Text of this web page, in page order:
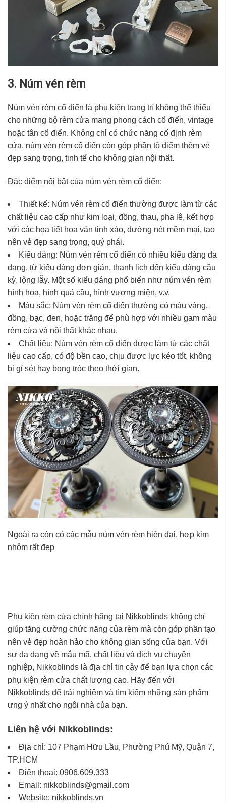
3. Núm vén rèm
Núm vén rèm cổ điển là phụ kiện trang trí không thể thiếu
cho những bộ rèm cửa mang phong cách cổ điển, vintage
hoặc tân cổ điển. Không chỉ có chức năng cố định rèm
cửa, núm vén rèm cổ điển còn góp phần tô điểm thêm vẻ
đẹp sang trọng, tinh tế cho không gian nội thất.
Đặc điểm nổi bật của núm vén rèm cổ điển:
Thiết kế: Núm vén rèm cổ điển thường được làm từ các
chất liệu cao cấp như kim loại, đồng, thau, pha lê, kết hợp
với các họa tiết hoa văn tinh xảo, đường nét mềm mại, tạo
nên vẻ đẹp sang trọng, quý phái.
Kiểu dáng: Núm vén rèm cổ điển có nhiều kiểu dáng đa
dạng, từ kiểu dáng đơn giản, thanh lịch đến kiểu dáng cầu
kỳ, lộng lẫy. Một số kiểu dáng phổ biến như núm vén rèm
hình hoa, hình quả cầu, hình vương miện, v.v.
Màu sắc: Núm vén rèm cổ điển thường có màu vàng,
đồng, bạc, đen, hoặc trắng để phù hợp với nhiều gam màu
rèm cửa và nội thất khác nhau.
Chất liệu: Núm vén rèm cổ điển được làm từ các chất
liệu cao cấp, có độ bền cao, chịu được lực kéo tốt, không
bị gỉ sét hay bong tróc theo thời gian.
Ngoài ra còn có các mẫu núm vén rèm hiện đại, hợp kim
nhôm rất đẹp
Phụ kiện rèm cửa chính hãng tại Nikkoblinds không chỉ
giúp tăng cường chức năng của rèm mà còn góp phần tạo
nên vẻ đẹp hoàn hảo cho không gian sống của bạn. Với
sự đa dạng về mẫu mã, chất liệu và dịch vụ chuyên
nghiệp, Nikkoblinds là địa chỉ tin cậy để bạn lựa chọn các
phụ kiện rèm cửa chất lượng cao. Hãy đến với
Nikkoblinds để trải nghiệm và tìm kiếm những sản phẩm
ưng ý nhất cho ngôi nhà của bạn.
Liên hệ với Nikkoblinds:
Địa chỉ: 107 Phạm Hữu Lầu, Phường Phú Mỹ, Quận 7,
TP.HCM
Điện thoại: 0906.609.333
Email : nikkoblinds@gmail.com
Website: nikkoblinds.vn